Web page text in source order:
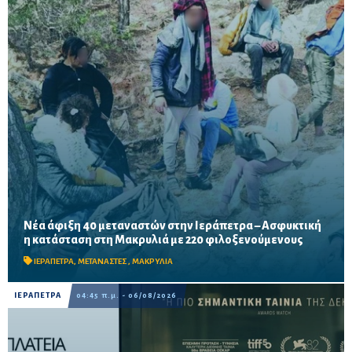
Νέα άφιξη 40 μεταναστών στην Ιεράπετρα – Ασφυκτική
η κατάσταση στη Μακρυλιά με 220 φιλοξενούμενους
ΙΕΡΑΠΕΤΡΑ, ΜΕΤΑΝΑΣΤΕΣ , ΜΑΚΡΥΛΙΑ
Δύο νέες αφίξεις σε λιγότερο από 24 ώρες αυξάνουν την πίεση
στο παλιό Δημοτικό Σχολείο, ενώ ακόμη 40 άτομα διασώθηκαν
νότια-νοτιοανατολικά της Ιεράπετρας.
ΙΕΡΑΠΕΤΡΑ 04:45 π.μ. - 06/08/2026